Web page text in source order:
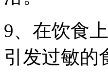
9、在饮食
引发过敏的